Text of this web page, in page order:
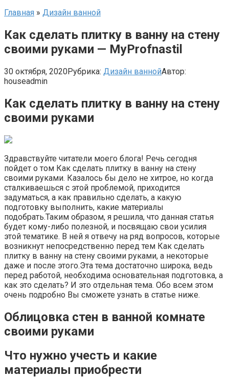
Главная » Дизайн ванной
Как сделать плитку в ванну на стену
своими руками — MyProfnastil
30 октября, 2020Рубрика: Дизайн ваннойАвтор:
houseadmin
Как сделать плитку в ванну на стену
своими руками
Здравствуйте читатели моего блога! Речь сегодня
пойдет о том Как сделать плитку в ванну на стену
своими руками. Казалось бы дело не хитрое, но когда
сталкиваешься с этой проблемой, приходится
задуматься, а как правильно сделать, а какую
подготовку выполнить, какие материалы
подобрать.Таким образом, я решила, что данная статья
будет кому-либо полезной, и посвящаю свои усилия
этой тематике. В ней я отвечу на ряд вопросов, которые
возникнут непосредственно перед тем Как сделать
плитку в ванну на стену своими руками, а некоторые
даже и после этого.Эта тема достаточно широка, ведь
перед работой, необходима основательная подготовка, а
как это сделать? И это отдельная тема. Обо всем этом
очень подробно Вы сможете узнать в статье ниже.
Облицовка стен в ванной комнате
своими руками
Что нужно учесть и какие
материалы приобрести